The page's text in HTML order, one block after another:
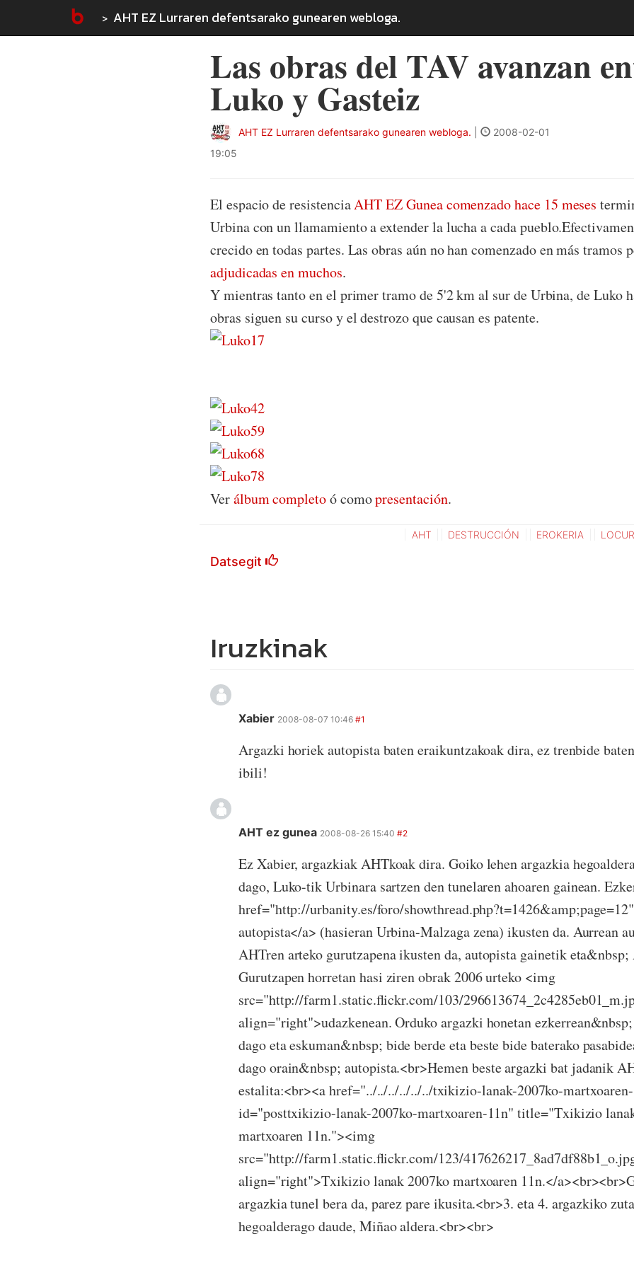
AHT EZ Lurraren defentsarako gunearen webloga.
Las obras del TAV avanzan
Luko y Gasteiz
AHT EZ Lurraren defentsarako gunearen webloga.
2008-02-01
19:05
El espacio de resistenciaAHT EZ Gunea comenzado hace 15 meses
Urbina con un llamamiento a extender la lucha a cada
crecido en todas partes. Las obras aún no han comenzado en más tramos
adjudicadas en muchos.
Y mientras tanto en el primer tramo de 5'2 km al sur de Urbina, de Luko
obras siguen su curso y el destrozo que causan es patente.
Verálbum completoó comopresentación.
Datsegit
AHT DESTRUCCIÓN EROKERIA
Iruzkinak
Xabier 2008-08-07 10:46 #1
Argazki horiek autopista baten eraikuntzakoak dira, ez trenbide
ibili!
AHT ez gunea 2008-08-26 15:40 #2
Ez Xabier, argazkiak AHTkoak dira. Goiko lehen argazkia
dago, Luko-tik Urbinara sartzen den tunelaren ahoaren gainean.
href="http://urbanity.es/foro/
autopista</a> (hasieran Urbina-Malzaga zena) ikusten da. Aurrean
AHTren arteko gurutzapena ikusten da, autopista gainetik
Gurutzapen horretan hasi ziren obrak 2006 urteko <img
src="http://farm1.static.flickr.com/103/
align="right">udazkenean. Orduko argazki honetan
dago eta eskuman&nbsp; bide berde eta beste bide baterako
dago orain&nbsp; autopista.<br>Hemen beste argazki bat jadanik
estalita:<br><a href="../../../../../../txikizio-lanak-2007ko-
id="posttxikizio-lanak-2007ko-martxoaren-11n" title="Txikizio
martxoaren 11n."><img
src="http://farm1.static.flickr.com/123/
align="right">Txikizio lanak 2007ko martxoaren 11n.</
argazkia tunel bera da, parez pare ikusita.<br>3. eta 4. argazkiko
hegoalderago daude, Miñao aldera.<br><br>